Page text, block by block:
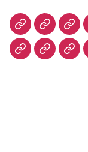
טבעוניסלטים
צמחונידגים